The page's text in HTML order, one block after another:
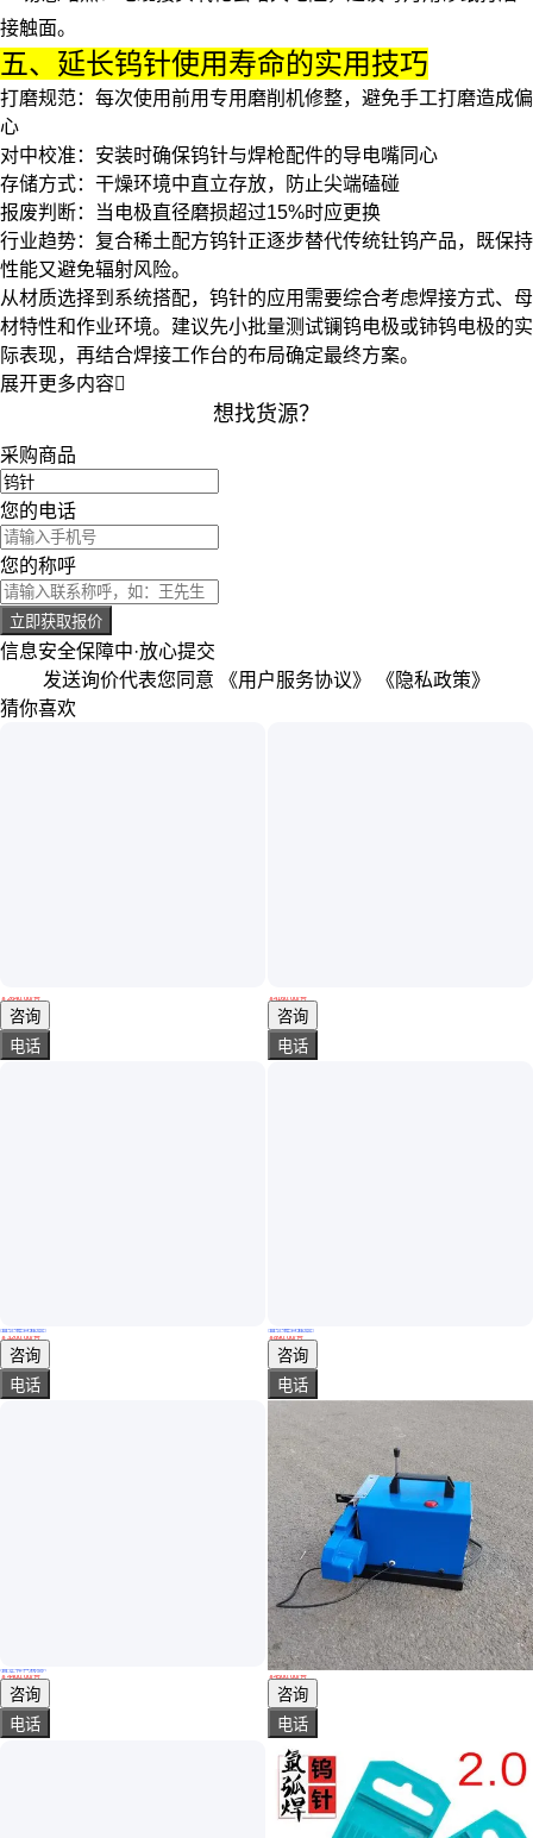
接触面。
五、延长钨针使用寿命的实用技巧
打磨规范：每次使用前用专用磨削机修整，避免手工打磨造成偏
心
对中校准 ：安装时确保钨针与焊枪配件的导电嘴同心
存储方式：干燥环境中直立存放，防止尖端磕碰
报废判断：当电极直径磨损超过15%时应更换
行业趋势：复合稀土配方钨针正逐步替代传统钍钨产品，既保持
性能又避免辐射风险。
从材质选择到系统搭配，钨针的应用需要综合考虑焊接方式、母
材特性和作业环境。建议先小批量测试镧钨电极或铈钨电极的实
际表现，再结合焊接工作台的布局确定最终方案。
展开更多内容
想找货源？
采购商品
您的电话
您的称呼
立即获取报价
信息安全保障中·放心提交
发送询价代表您同意 《用户服务协议》
《隐私政策》
猜你喜欢
￥ 2640.00/台
山东菏泽
咨询
电话
双铎钨针磨削机ST-40手持式钨棒研磨工具带平头功能
真实性已核验
￥ 3200.00/台
上海
咨询
电话
20-90度可调钨针磨削器 台式全自动环保研磨机 纵向可磨
真实性已核验
￥4400.00/台
山东莱芜
咨询
电话
￥4160 .00/台
山东菏泽
咨询
电话
2.4钨极直径磨削 22.5°30°钨针研磨工具 手持式可调速钨棒磨尖机
真实性已核验
￥890 .00/台
山东临沂
咨询
电话
台式钨针磨削机 振昌牌TM-2型钨棒研磨机 质量好
￥4500.00/台
山东济宁
咨询
电话